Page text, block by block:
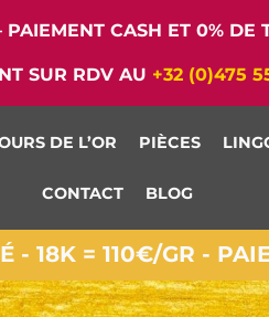
PAIEMENT CASH ET 0% DE
SUR RDV AU +32 (0)475
DE L’OR PIÈCES
CONTACT BLOG
- 18K = 110€/GR -